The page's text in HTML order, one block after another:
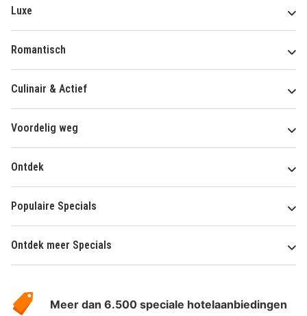
Luxe
Romantisch
Culinair & Actief
Voordelig weg
Ontdek
Populaire Specials
Ontdek meer Specials
HotelSpecials
Meer dan 6.500 speciale hotelaanbiedingen